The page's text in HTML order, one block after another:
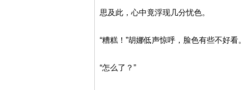
思及此，心中竟浮现几分忧色。
“糟糕！”胡娜低声惊呼，脸色有些不好看。
“怎么了？”